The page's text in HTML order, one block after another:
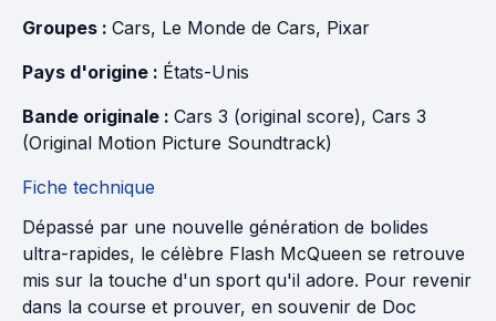
Groupes : Cars, Le Monde de Cars, Pixar
Pays d'origine : États-Unis
Bande originale : Cars 3 (original score), Cars 3
(Original Motion Picture Soundtrack)
Fiche technique
Dépassé par une nouvelle génération de bolides
ultra-rapides, le célèbre Flash McQueen se retrouve
mis sur la touche d'un sport qu'il adore. Pour revenir
dans la course et prouver, en souvenir de Doc